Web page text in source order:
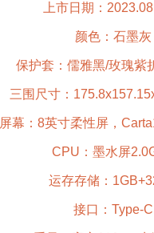
上市日期：
颜色：石墨灰
保护套：儒雅黑/玫瑰紫
三围尺寸：
屏幕：8英寸柔性屏，
CPU：墨水屏
运存存储：
接口：Type-C